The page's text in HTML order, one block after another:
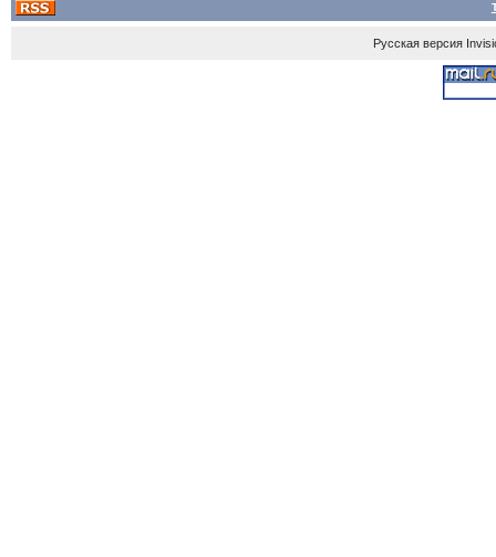
Русская версия